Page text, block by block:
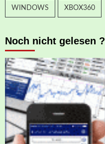
WINDOWS XBOX360
Noch nicht gelesen ?